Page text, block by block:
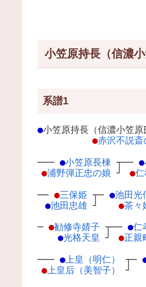
小笠原持長（信濃
系譜1
●小笠原持長（信濃小笠原
●赤沢不説斎
─── ●小笠原長棟 ┬
●浦野弾正忠の娘 ┘
── ●
●
── ●三保姫 ┬
●池田忠雄 ┘
─ ●池田光
●茶々
─ ●勧修寺婧子 ┬
●光格天皇 ┘
── ●仁
●正親
─── ● 上皇（明仁）
┬
● 上皇后（美智子） ┘
─